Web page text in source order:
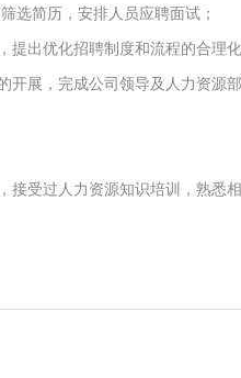
选简历，安排人员应聘面试；
提出优化招聘制度和流程的合理
展，完成公司领导及人力资源
接受过人力资源知识培训，熟悉